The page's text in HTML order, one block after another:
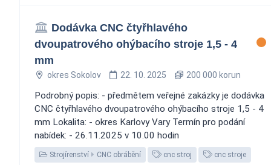
Dodávka CNC čtyřhlavého
dvoupatrového ohýbacího stroje 1,5 - 4
mm
okres Sokolov 22. 10. 2025 200 000 korun
Podrobný popis: - předmětem veřejné zakázky je dodávka
CNC čtyřhlavého dvoupatrového ohýbacího stroje 1,5 - 4
mm Lokalita: - okres Karlovy Vary Termín pro podání
nabídek: - 26.11.2025 v 10.00 hodin
Strojírenství CNC obrábění cnc stroj cnc stroje